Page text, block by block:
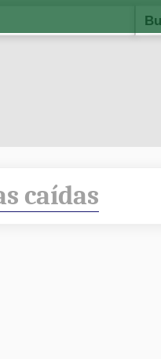
caídas